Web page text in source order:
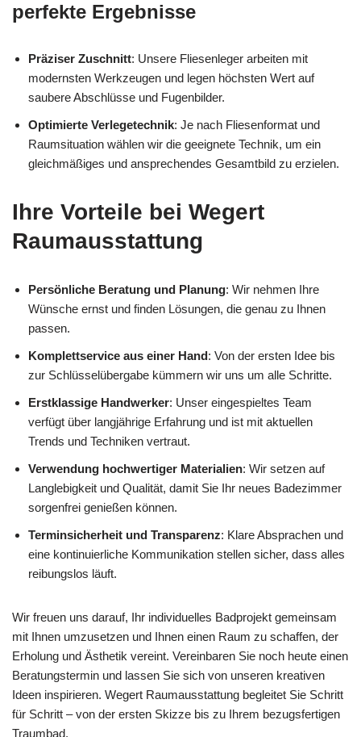
perfekte Ergebnisse
Präziser Zuschnitt: Unsere Fliesenleger arbeiten mit
modernsten Werkzeugen und legen höchsten Wert auf
saubere Abschlüsse und Fugenbilder.
Optimierte Verlegetechnik: Je nach Fliesenformat und
Raumsituation wählen wir die geeignete Technik, um ein
gleichmäßiges und ansprechendes Gesamtbild zu erzielen.
Ihre Vorteile bei Wegert
Raumausstattung
Persönliche Beratung und Planung: Wir nehmen Ihre
Wünsche ernst und finden Lösungen, die genau zu Ihnen
passen.
Komplettservice aus einer Hand: Von der ersten Idee bis
zur Schlüsselübergabe kümmern wir uns um alle Schritte.
Erstklassige Handwerker: Unser eingespieltes Team
verfügt über langjährige Erfahrung und ist mit aktuellen
Trends und Techniken vertraut.
Verwendung hochwertiger Materialien: Wir setzen auf
Langlebigkeit und Qualität, damit Sie Ihr neues Badezimmer
sorgenfrei genießen können.
Terminsicherheit und Transparenz: Klare Absprachen und
eine kontinuierliche Kommunikation stellen sicher, dass alles
reibungslos läuft.
Wir freuen uns darauf, Ihr individuelles Badprojekt gemeinsam
mit Ihnen umzusetzen und Ihnen einen Raum zu schaffen, der
Erholung und Ästhetik vereint. Vereinbaren Sie noch heute einen
Beratungstermin und lassen Sie sich von unseren kreativen
Ideen inspirieren. Wegert Raumausstattung begleitet Sie Schritt
für Schritt – von der ersten Skizze bis zu Ihrem bezugsfertigen
Traumbad.